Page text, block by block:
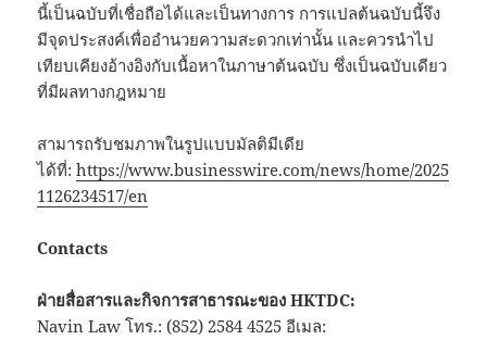
นี้เป็นฉบับที่เชื่อถือได้และเป็นทางการ การแปลต้นฉบับนี้จึง
มีจุดประสงค์เพื่ออำนวยความสะดวกเท่านั้น และควรนำไป
เทียบเคียงอ้างอิงกับเนื้อหาในภาษาต้นฉบับ ซึ่งเป็นฉบับเดียว
ที่มีผลทางกฎหมาย
สามารถรับชมภาพในรูปแบบมัลติมีเดีย
ได้ที่:https://www.businesswire.com/news/home/2025
1126234517/en
Contacts
ฝ่ายสื่อสารและกิจการสาธารณะของ HKTDC:
Navin Law โทร.: (852) 2584 4525 อีเมล: